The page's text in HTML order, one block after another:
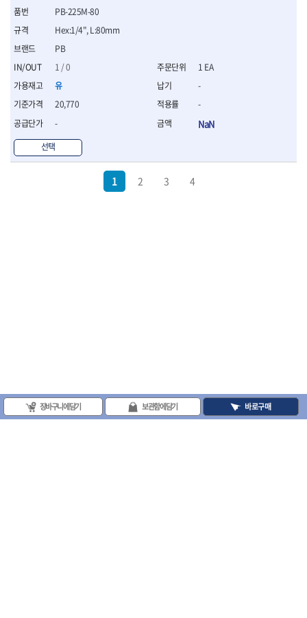
PB
1 / 0
유
20,770
-
선택
PB-225M-80
Hex:1/4", L:80mm
1 EA
-
-
NaN
1 2 3 4
장바구니에 담기 보관함에 담기 바로구매